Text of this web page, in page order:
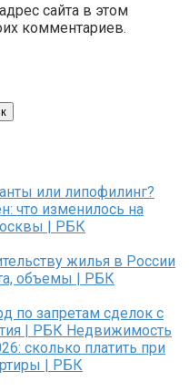
сайта в этом
комментариев.
или липофилинг?
что изменилось на
| РБК
жилья в России
объемы | РБК
по запретам сделок с
| РБК Недвижимость
сколько платить при
| РБК